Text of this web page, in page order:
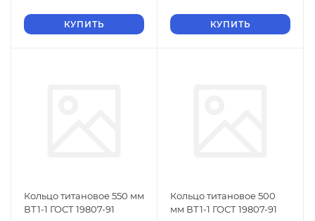
КУПИТЬ КУПИТЬ
Кольцо титановое 550 мм
ВТ1-1 ГОСТ 19807-91
Кольцо титановое 500
мм ВТ1-1 ГОСТ 19807-91